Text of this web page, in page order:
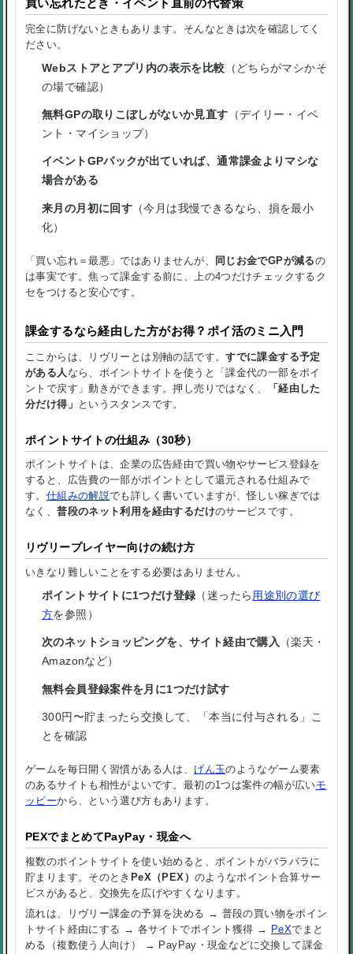
買い忘れたとき・イベント直前の代替策
完全に防げないときもあります。そんなときは次を確認してく
ださい。
Webストアとアプリ内の表示を比較 （どちらがマシかそ
の場で確認）
無料GPの取りこぼしがないか見直す （デイリー・イベ
ント・マイショップ）
イベントGPパックが出ていれば、通常課金よりマシな
場合がある
来月の月初に回す （今月は我慢できるなら、損を最小
化）
「買い忘れ＝最悪」ではありませんが、 同じお金でGPが減るの
は事実です。焦って課金する前に、上の4つだけチェックするク
セをつけると安心です。
課金するなら経由した方がお得？ポイ活のミニ入門
ここからは、リヴリーとは別軸の話です。すでに課金する予定
がある人 なら、ポイントサイトを使うと「課金代の一部をポイ
ントで戻す」動きができます。押し売りではなく、
「経由した
分だけ得」 というスタンスです。
ポイントサイトの仕組み（30秒）
ポイントサイトは、企業の広告経由で買い物やサービス登録を
すると、広告費の一部がポイントとして還元される仕組みで
す。 仕組みの解説でも詳しく書いていますが、怪しい稼ぎでは
なく、普段のネット利用を経由するだけのサービスです。
リヴリープレイヤー向けの続け方
いきなり難しいことをする必要はありません。
ポイントサイトに1つだけ登録 （迷ったら用途別の選び
方を参照）
次のネットショッピングを、サイト経由で購入 （楽天・
Amazonなど）
無料会員登録案件を月に1つだけ試す
300円〜貯まったら交換して、「本当に付与される」こ
とを確認
ゲームを毎日開く習慣がある人は、げん玉のようなゲーム要素
のあるサイトも相性がよいです。最初の1つは案件の幅が広いモ
ッピーから、という選び方もあります。
PEXでまとめてPayPay・現金へ
複数のポイントサイトを使い始めると、ポイントがバラバラに
貯まります。そのとき PeX（PEX） のようなポイント合算サー
ビスがあると、交換先を広げやすくなります。
流れは、リヴリー課金の予算を決める → 普段の買い物をポイン
トサイト経由にする → 各サイトでポイント獲得 → PeXでまと
める（複数使う人向け） → PayPay・現金などに交換して課金